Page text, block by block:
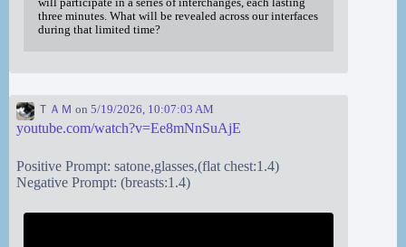
three minutes. What will be revealed across our interfaces
during that limited time?
ＴＡＭ on 5/19/2026, 10:07:03 AM
youtube.com/watch?v=Ee8mNnSuAjE
Positive Prompt: satone,glasses,(flat chest:1.4)
Negative Prompt: (breasts:1.4)